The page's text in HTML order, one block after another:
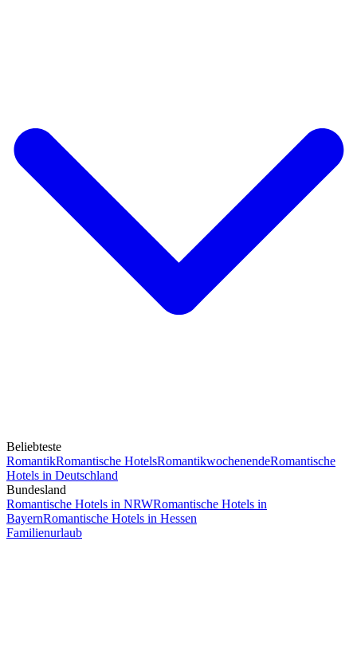
Beliebteste
RomantikRomantische HotelsRomantikwochenendeRomantische
Hotels in Deutschland
Bundesland
Romantische Hotels in NRWRomantische Hotels in
BayernRomantische Hotels in Hessen
Familienurlaub